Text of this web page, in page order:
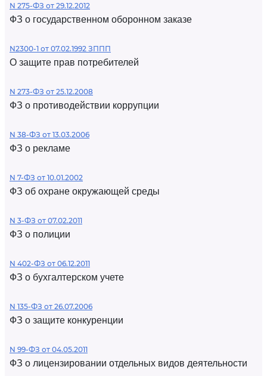
N 275-ФЗ от 29.12.2012
ФЗ о государственном оборонном заказе
N2300-1 от 07.02.1992 ЗППП
О защите прав потребителей
N 273-ФЗ от 25.12.2008
ФЗ о противодействии коррупции
N 38-ФЗ от 13.03.2006
ФЗ о рекламе
N 7-ФЗ от 10.01.2002
ФЗ об охране окружающей среды
N 3-ФЗ от 07.02.2011
ФЗ о полиции
N 402-ФЗ от 06.12.2011
ФЗ о бухгалтерском учете
N 135-ФЗ от 26.07.2006
ФЗ о защите конкуренции
N 99-ФЗ от 04.05.2011
ФЗ о лицензировании отдельных видов деятельности